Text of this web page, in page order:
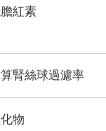
紅素
腎絲球過濾率
物